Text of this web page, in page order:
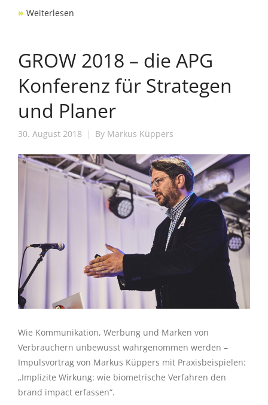
» Weiterlesen
GROW 2018 – die APG
Konferenz für Strategen
und Planer
30. August 2018 By Markus Küppers
Wie Kommunikation, Werbung und Marken von
Verbrauchern unbewusst wahrgenommen werden –
Impulsvortrag von Markus Küppers mit Praxisbeispielen:
„Implizite Wirkung: wie biometrische Verfahren den
brand impact erfassen“.